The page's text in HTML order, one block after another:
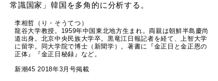
常識国家」韓国を多角的に分析する。
李相哲（り・そうてつ）
龍谷大学教授。1959年中国東北地方生まれ。両親は朝鮮半島慶尚
道出身。北京中央民族大学卒。黒竜江日報記者を経て、上智大学
に留学。同大学院で博士（新聞学）。著書に『金正日と金正恩の
正体』『金正日秘録』など。
新潮45 2018年3月号掲載